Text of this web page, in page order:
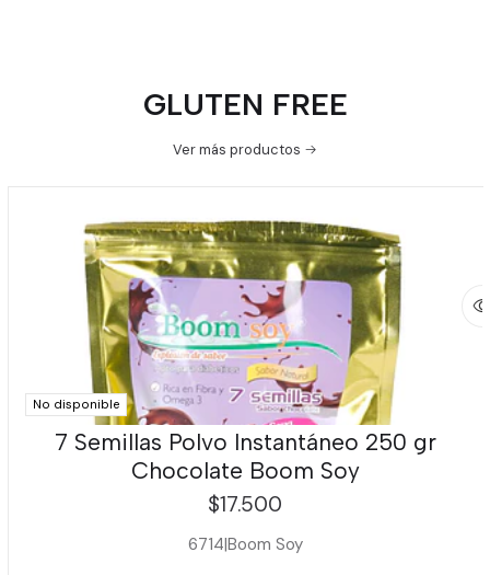
GLUTEN FREE
Ver más productos
No disponible
7 Semillas Polvo Instantáneo 250 gr
Chocolate Boom Soy
$17.500
6714|Boom Soy